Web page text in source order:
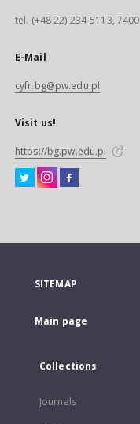
tel. (+48 22) 234-5113, 7400
E-Mail
cyfr.bg@pw.edu.pl
Visit us!
https://bg.pw.edu.pl
SITEMAP
Main page
Collections
Journals